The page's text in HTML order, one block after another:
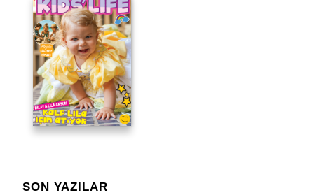
SON YAZILAR